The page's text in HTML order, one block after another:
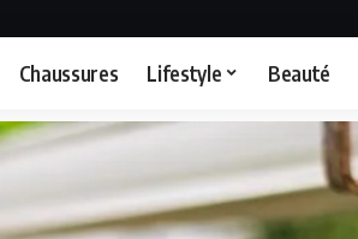
Chaussures Lifestyle Beauté